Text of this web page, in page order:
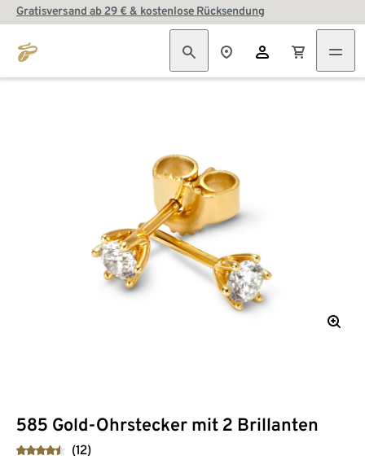
Gratisversand ab 29 € & kostenlose Rücksendung
585 Gold-Ohrstecker mit 2 Brillanten
(12)